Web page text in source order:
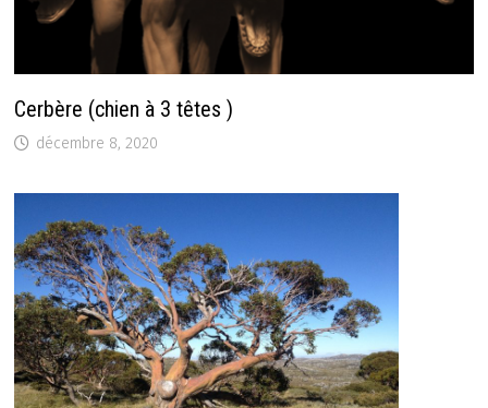
Cerbère (chien à 3 têtes )
décembre 8, 2020